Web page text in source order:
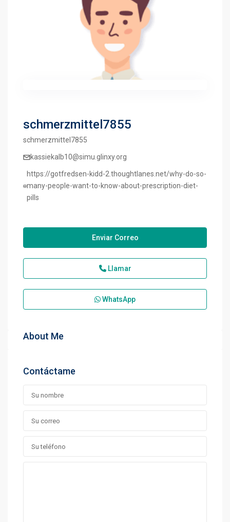
schmerzmittel7855
schmerzmittel7855
kassiekalb10@simu.glinxy.org
https://gotfredsen-kidd-2.thoughtlanes.net/why-do-so-
many-people-want-to-know-about-prescription-diet-
pills
Enviar Correo
Llamar
WhatsApp
About Me
Contáctame